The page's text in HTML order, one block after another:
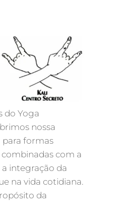
do Yoga
nossa
para formas
com a
integração da
na vida cotidiana.
da